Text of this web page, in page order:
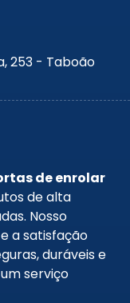
253 - Taboão
de enrolar
de alta
Nosso
a satisfação
duráveis e
serviço